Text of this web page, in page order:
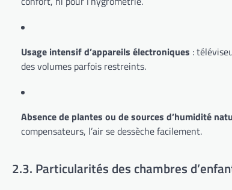
Usage intensif d’appareils électroniques :
des volumes parfois restreints.
Absence de plantes ou de sources d’humidité
compensateurs, l’air se dessèche facilement.
2.3. Particularités des chambres